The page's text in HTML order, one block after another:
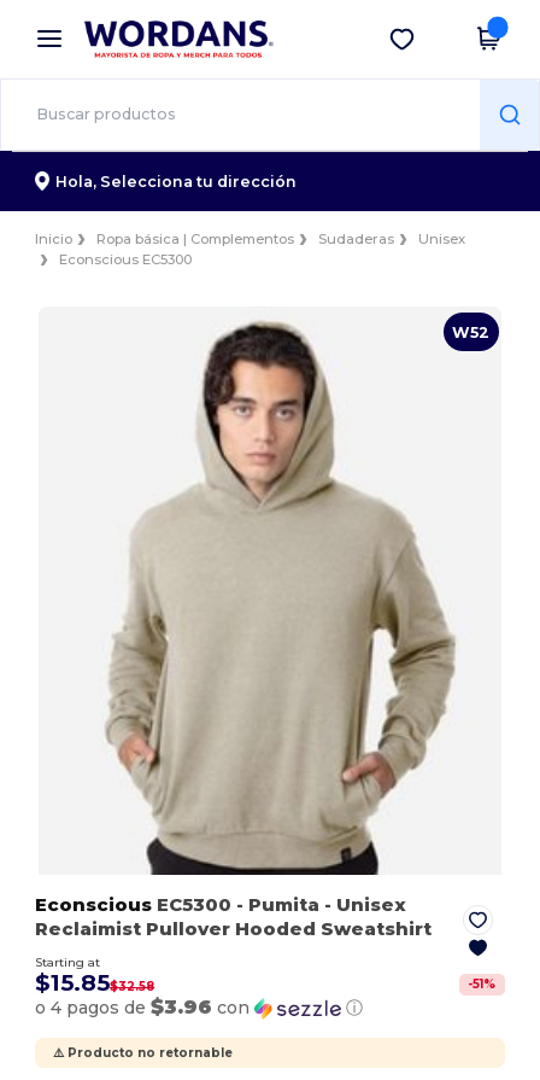
× App de Wordans
¡Mejores precios en app!
Descargar app
Hola, Selecciona tu dirección
Inicio Ropa básica | Complementos Sudaderas
Unisex
Econscious EC5300
W52
Econscious EC5300 - Pumita - Unisex
Reclaimist Pullover Hooded Sweatshirt
Starting at
$15.85$32.58 -51 %
o 4 pagos de$3.96 con ⓘ
⚠️ Producto no retornable